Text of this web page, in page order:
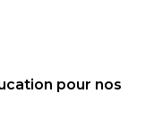
pour nos